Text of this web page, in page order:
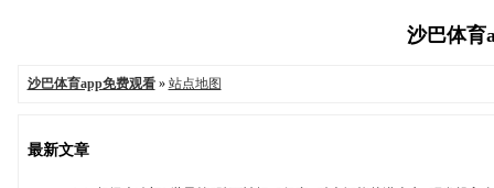
沙巴体育
沙巴体育app免费观看» 站点地图
最新文章